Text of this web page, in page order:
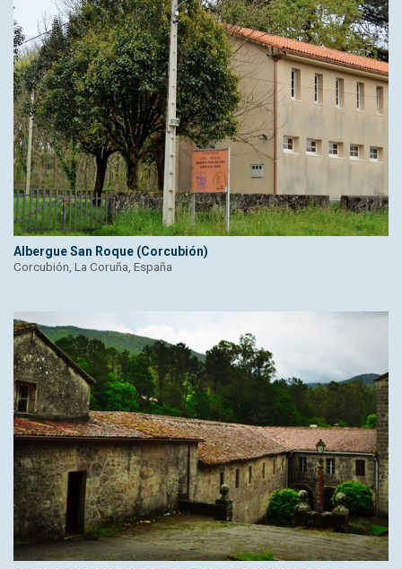
Albergue San Roque (Corcubión)
Corcubión, La Coruña, España